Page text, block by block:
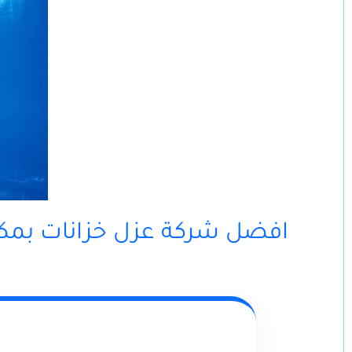
افضل شركة عزل خزانات